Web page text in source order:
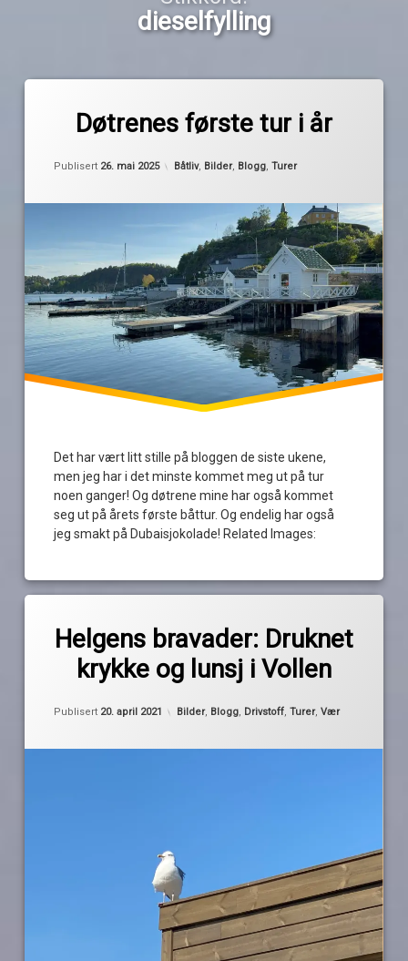
dieselfylling
Døtrenes første tur i år
Publisert 26. mai 2025
Oppdatert 26. mai 2025
Kategorier:
Båtliv, Bilder, Blogg,Turer
Det har vært litt stille på bloggen de siste ukene,
men jeg har i det minste kommet meg ut på tur
noen ganger! Og døtrene mine har også kommet
seg ut på årets første båttur. Og endelig har også
jeg smakt på Dubaisjokolade! Related Images:
dieselfylling
dubai
Helgens bravader: Druknet
krykke og lunsj i Vollen
Publisert 20. april 2021
Oppdatert 30. april 2021
Kategorier:
Bilder, Blogg, Drivstoff,Turer,Vær
asker
dieselfylling
brygge